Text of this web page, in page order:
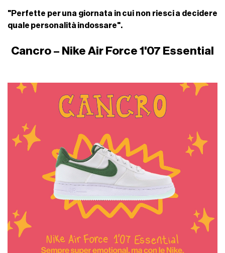
"Perfette per una giornata in cui non riesci a decidere
quale personalità indossare".
Cancro – Nike Air Force 1'07 Essential